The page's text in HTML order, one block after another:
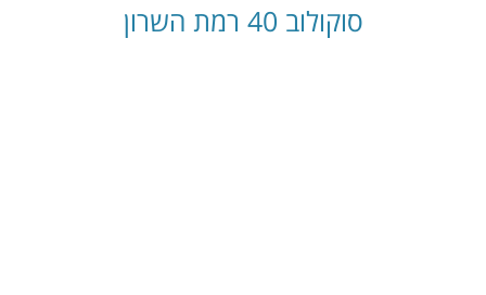
סוקולוב 40 רמת השרון